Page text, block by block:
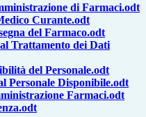
di Farmaci.odt
Curante.odt
del Farmaco.odt
Trattamento dei Dati
del Personale.odt
Personale Disponibile.odt
Farmaci.odt